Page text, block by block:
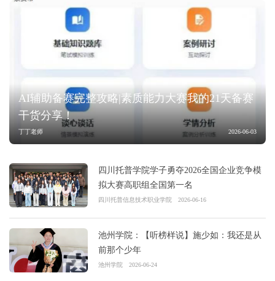
AI辅助备赛完整攻略|素质能力大赛我的21天备赛
干货分享！
丁丁老师 2026-06-03
四川托普学院学子勇夺2026全国企业竞争模
拟大赛高职组全国第一名
四川托普信息技术职业学院 2026-06-16
池州学院：【听榜样说】施少如：我还是从
前那个少年
池州学院 2026-06-24